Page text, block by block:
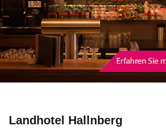
Landhotel Hallnberg